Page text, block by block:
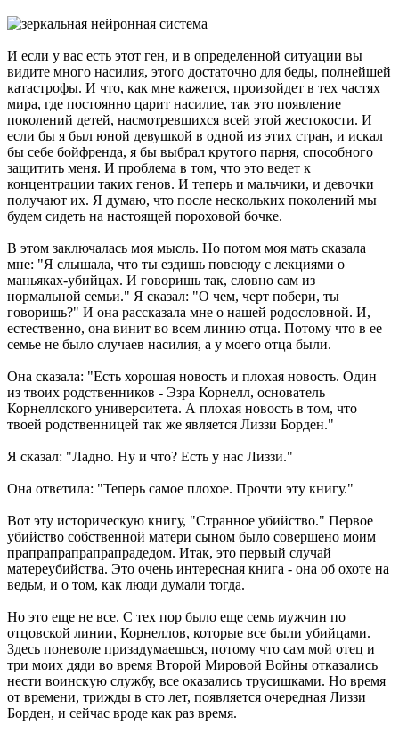
И если у вас есть этот ген, и в определенной ситуации вы
видите много насилия, этого достаточно для беды, полнейшей
катастрофы. И что, как мне кажется, произойдет в тех частях
мира, где постоянно царит насилие, так это появление
поколений детей, насмотревшихся всей этой жестокости. И
если бы я был юной девушкой в одной из этих стран, и искал
бы себе бойфренда, я бы выбрал крутого парня, способного
защитить меня. И проблема в том, что это ведет к
концентрации таких генов. И теперь и мальчики, и девочки
получают их. Я думаю, что после нескольких поколений мы
будем сидеть на настоящей пороховой бочке.
В этом заключалась моя мысль. Но потом моя мать сказала
мне: "Я слышала, что ты ездишь повсюду с лекциями о
маньяках-убийцах. И говоришь так, словно сам из
нормальной семьи." Я сказал: "О чем, черт побери, ты
говоришь?" И она рассказала мне о нашей родословной. И,
естественно, она винит во всем линию отца. Потому что в ее
семье не было случаев насилия, а у моего отца были.
Она сказала: "Есть хорошая новость и плохая новость. Один
из твоих родственников - Эзра Корнелл, основатель
Корнеллского университета. А плохая новость в том, что
твоей родственницей так же является Лиззи Борден."
Я сказал: "Ладно. Ну и что? Есть у нас Лиззи."
Она ответила: "Теперь самое плохое. Прочти эту книгу."
Вот эту историческую книгу, "Странное убийство." Первое
убийство собственной матери сыном было совершено моим
прапрапрапрапрапрадедом. Итак, это первый случай
матереубийства. Это очень интересная книга - она об охоте на
ведьм, и о том, как люди думали тогда.
Но это еще не все. С тех пор было еще семь мужчин по
отцовской линии, Корнеллов, которые все были убийцами.
Здесь поневоле призадумаешься, потому что сам мой отец и
три моих дяди во время Второй Мировой Войны отказались
нести воинскую службу, все оказались трусишками. Но время
от времени, трижды в сто лет, появляется очередная Лиззи
Борден, и сейчас вроде как раз время.